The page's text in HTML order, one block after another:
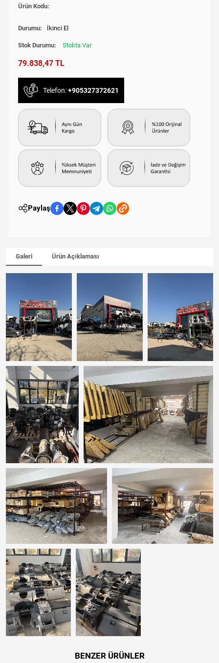
Ürün Kodu:
Durumu: İkinci El
Stok Durumu: Stokta Var
79.838,47 TL
Telefon:+905327372621
Paylaş
Galeri Ürün Açıklaması
BENZER ÜRÜNLER